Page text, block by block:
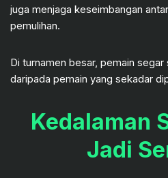
juga menjaga keseimbangan
pemulihan.
Di turnamen besar, pemain
daripada pemain yang sekadar
Kedalaman
Jadi